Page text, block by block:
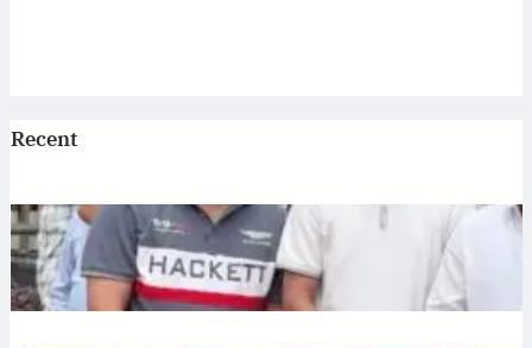
Recent
Jagannath: एटी पैलेस में भगवान जगन्नाथ की स्थापना, डिप्टी सीएम
अरुण साव ने रथ यात्रा को दिखाई हरी झंडी
July 10, 2026.Ronit Sharma